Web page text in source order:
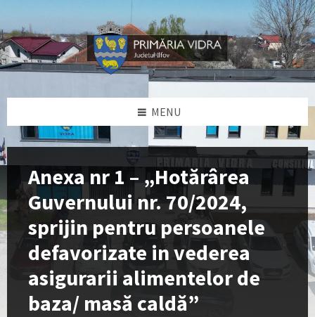
content
left
sidebar
right
sidebar
footer
MENU
Anexa nr 1 – „Hotărârea
Guvernului nr. 70/2024,
sprijin pentru persoanele
defavorizate in vederea
asigurarii alimentelor de
baza/ masă caldă”